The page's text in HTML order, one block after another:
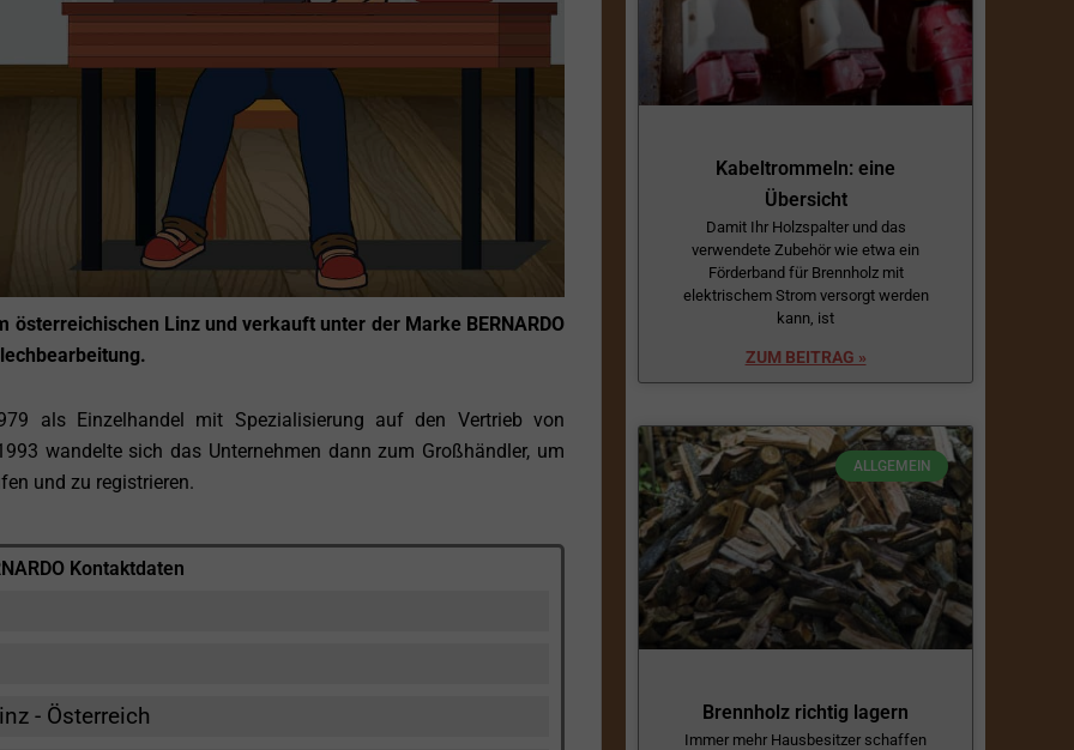
österreichischen Linz und verkauft unter der Marke BERNARDO
als Einzelhandel mit Spezialisierung auf den Vertrieb von
wandelte sich das Unternehmen dann zum Großhändler, um
und zu registrieren.
Kontaktdaten
- Österreich
Kabeltrommeln: eine
Übersicht
Damit Ihr Holzspalter und das
verwendete Zubehör wie etwa ein
Förderband für Brennholz mit
elektrischem Strom versorgt werden
kann, ist
ZUM BEITRAG »
ALLGEMEIN
Brennholz richtig lagern
Immer mehr Hausbesitzer schaffen